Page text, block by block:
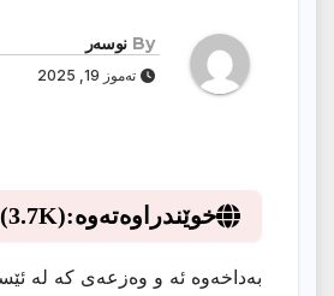
By نوسەر
تەموز 19, 2025
خوێندراوەتەوە:(3.7K)
بەداخەوە ئە و وەزعەی کە لە